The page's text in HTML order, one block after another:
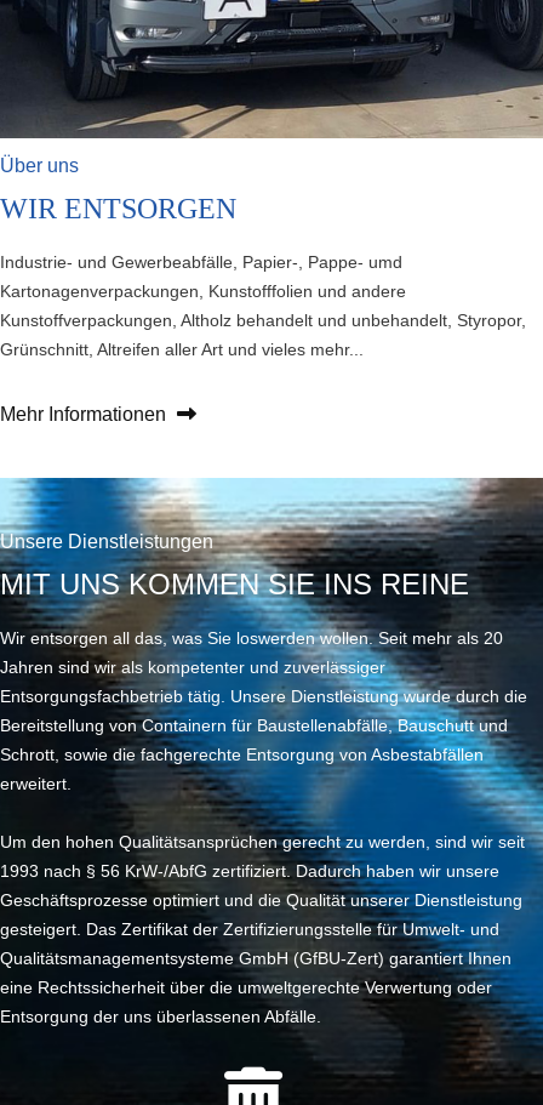
Über uns
WIR ENTSORGEN
Industrie- und Gewerbeabfälle, Papier-, Pappe- umd
Kartonagenverpackungen, Kunstofffolien und andere
Kunstoffverpackungen, Altholz behandelt und unbehandelt, Styropor,
Grünschnitt, Altreifen aller Art und vieles mehr...
Mehr Informationen
Unsere Dienstleistungen
MIT UNS KOMMEN SIE INS REINE
Wir entsorgen all das, was Sie loswerden wollen. Seit mehr als 20
Jahren sind wir als kompetenter und zuverlässiger
Entsorgungsfachbetrieb tätig. Unsere Dienstleistung wurde durch die
Bereitstellung von Containern für Baustellenabfälle, Bauschutt und
Schrott, sowie die fachgerechte Entsorgung von Asbestabfällen
erweitert.
Um den hohen Qualitätsansprüchen gerecht zu werden, sind wir seit
1993 nach § 56 KrW-/AbfG zertifiziert. Dadurch haben wir unsere
Geschäftsprozesse optimiert und die Qualität unserer Dienstleistung
gesteigert. Das Zertifikat der Zertifizierungsstelle für Umwelt- und
Qualitätsmanagementsysteme GmbH (GfBU-Zert) garantiert Ihnen
eine Rechtssicherheit über die umweltgerechte Verwertung oder
Entsorgung der uns überlassenen Abfälle.